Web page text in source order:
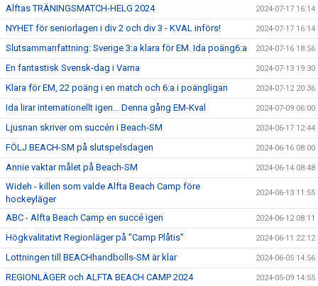
Alftas TRÄNINGSMATCH-HELG 2024 2024-07-17 16:14
NYHET för seniorlagen i div 2 och div 3 - KVAL införs! 2024-07-17 16:14
Slutsammanfattning: Sverige 3:a klara för EM. Ida poäng6:a 2024-07-16 18:56
En fantastisk Svensk-dag i Varna 2024-07-13 19:30
Klara för EM, 22 poäng i en match och 6:a i poängligan 2024-07-12 20:36
Ida lirar internationellt igen... Denna gång EM-Kval 2024-07-09 06:00
Ljusnan skriver om succén i Beach-SM 2024-06-17 12:44
FÖLJ BEACH-SM på slutspelsdagen 2024-06-16 08:00
Annie vaktar målet på Beach-SM 2024-06-14 08:48
Wideh - killen som valde Alfta Beach Camp före
hockeyläger
2024-06-13 11:55
ABC - Alfta Beach Camp en succé igen 2024-06-12 08:11
Högkvalitativt Regionläger på "Camp Plåtis" 2024-06-11 22:12
Lottningen till BEACHhandbolls-SM är klar 2024-06-05 14:56
REGIONLÄGER och ALFTA BEACH CAMP 2024 2024-05-09 14:55